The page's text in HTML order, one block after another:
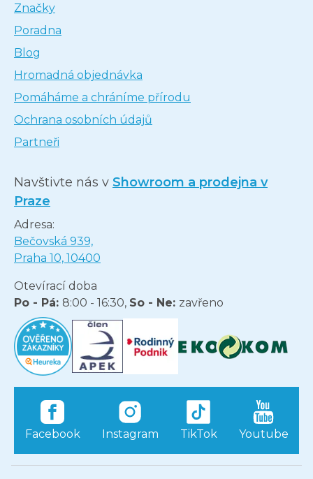
Značky
Poradna
Blog
Hromadná objednávka
Pomáháme a chráníme přírodu
Ochrana osobních údajů
Partneři
Navštivte nás v Showroom a prodejna v
Praze
Adresa:
Bečovská 939,
Praha 10, 10400
Otevírací doba
Po - Pá: 8:00 - 16:30, So - Ne: zavřeno
Facebook Instagram TikTok Youtube